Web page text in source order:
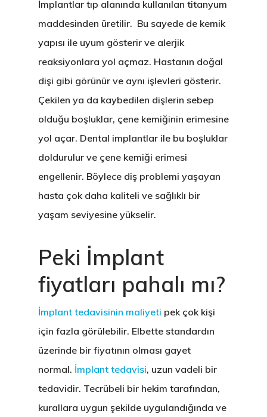
İmplantlar tıp alanında kullanılan titanyum
maddesinden üretilir. Bu sayede de kemik
yapısı ile uyum gösterir ve alerjik
reaksiyonlara yol açmaz. Hastanın doğal
dişi gibi görünür ve aynı işlevleri gösterir.
Çekilen ya da kaybedilen dişlerin sebep
olduğu boşluklar, çene kemiğinin erimesine
yol açar. Dental implantlar ile bu boşluklar
doldurulur ve çene kemiği erimesi
engellenir. Böylece diş problemi yaşayan
hasta çok daha kaliteli ve sağlıklı bir
yaşam seviyesine yükselir.
Peki İmplant
fiyatları pahalı mı?
İmplant tedavisinin maliyeti pek çok kişi
için fazla görülebilir. Elbette standardın
üzerinde bir fiyatının olması gayet
normal. İmplant tedavisi, uzun vadeli bir
tedavidir. Tecrübeli bir hekim tarafından,
kurallara uygun şekilde uygulandığında ve
Öneri & Şikayet
Blog
Diş Çekimi (Cerrahi)
Kist Operasyonları
Oral Diagnoz Ve
Lamina Kaplama
Zirkonyum Kaplama
Kanal Tedavisi /
Diş Eti Tedavisi
(Periodontoloji)
WHATSAPP